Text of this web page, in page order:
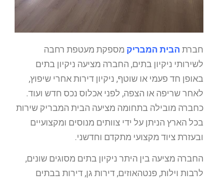
חברת הבית המבריק מספקת מעטפת רחבה
לשירותי ניקיון בתים, החברה מציעה ניקיון בתים
באופן חד פעמי או שוטף, ניקיון דירות אחרי שיפוץ,
לאחר שריפה או הצפה, לפני אכלוס נכס חדש ועוד.
כחברה מובילה בתחומה מציעה הבית המבריק שירות
בכל הארץ הניתן על ידי צוותים מנוסים ומקצועיים
ובעזרת ציוד מקצועי מתקדם וחדשני.
החברה מציעה בין היתר ניקיון בתים מסוגים שונים,
לרבות וילות, פנטהאוזים, דירות גן, דירות בבתים